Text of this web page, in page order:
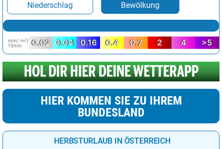
Niederschlag Bewölkung
mm/ m²/
15min
0.02 0.04 0.16 0.4 0.7 2 4 >5
HIER KOMMEN SIE ZU IHREM
BUNDESLAND
HERBSTURLAUB IN ÖSTERREICH